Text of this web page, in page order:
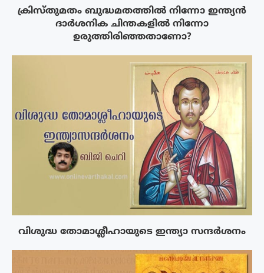
ക്രിസ്തുമതം ബുദ്ധമതത്തിൽ നിന്നോ ഇന്ത്യൻ
ദാർശനിക ചിന്തകളിൽ നിന്നോ
ഉരുത്തിരിഞ്ഞതാണോ?
വിശുദ്ധ തോമാശ്ലീഹായുടെ ഇന്ത്യാ സന്ദർശനം